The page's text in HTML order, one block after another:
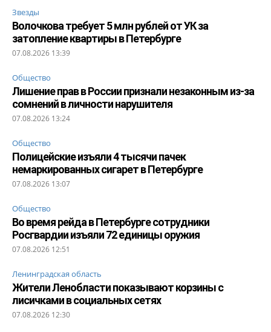
Звезды
Волочкова требует 5 млн рублей от УК за
затопление квартиры в Петербурге
07.08.2026 13:39
Общество
Лишение прав в России признали незаконным из-за
сомнений в личности нарушителя
07.08.2026 13:24
Общество
Полицейские изъяли 4 тысячи пачек
немаркированных сигарет в Петербурге
07.08.2026 13:07
Общество
Во время рейда в Петербурге сотрудники
Росгвардии изъяли 72 единицы оружия
07.08.2026 12:51
Ленинградская область
Жители Ленобласти показывают корзины с
лисичками в социальных сетях
07.08.2026 12:30